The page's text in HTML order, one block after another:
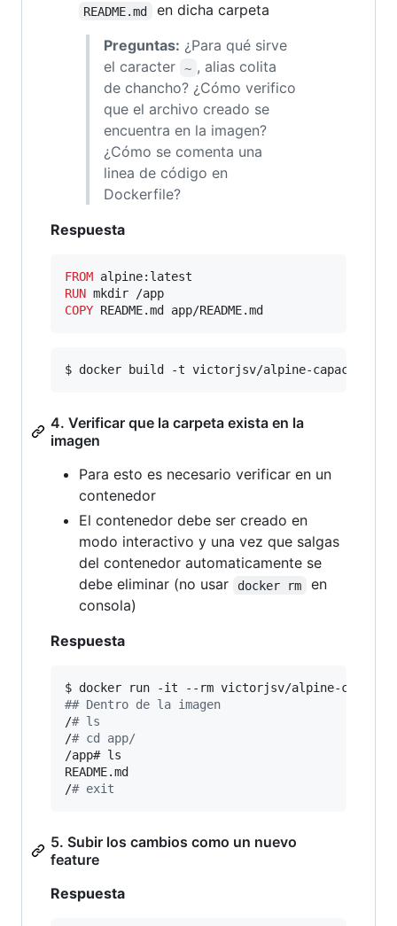
README.md
en dicha carpeta
Preguntas: ¿Para qué sirve
el caracter
~ , alias colita
de chancho? ¿Cómo verifico
que el archivo creado se
encuentra en la imagen?
¿Cómo se comenta una
linea de código en
Dockerfile?
Respuesta
FROM
RUN
COPY README.md app/README.md
$ docker build -t victorjsv/alpine-
4. Verificar que la carpeta exista en la
imagen
Para esto es necesario verificar en un
contenedor
El contenedor debe ser creado en
modo interactivo y una vez que salgas
del contenedor automaticamente se
debe eliminar (no usar
docker rm
en
consola)
Respuesta
## Dentro de la imagen
/# ls
/# cd app/
/app# ls
README.md
/# exit
5. Subir los cambios como un nuevo
feature
Respuesta